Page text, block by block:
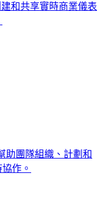
和共享實時商業儀表
助團隊組織、計劃和
作。